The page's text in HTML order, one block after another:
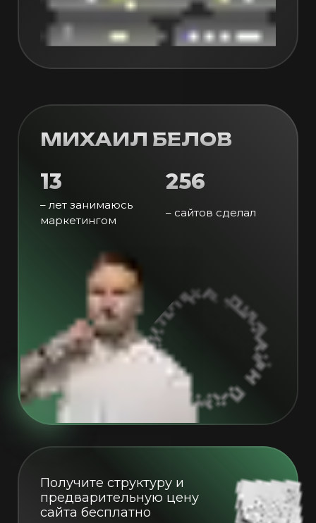
МИХАИЛ БЕЛОВ
13 256
– лет занимаюсь
маркетингом
– сайтов сделал
Получите структуру и
предварительную цену
сайта бесплатно